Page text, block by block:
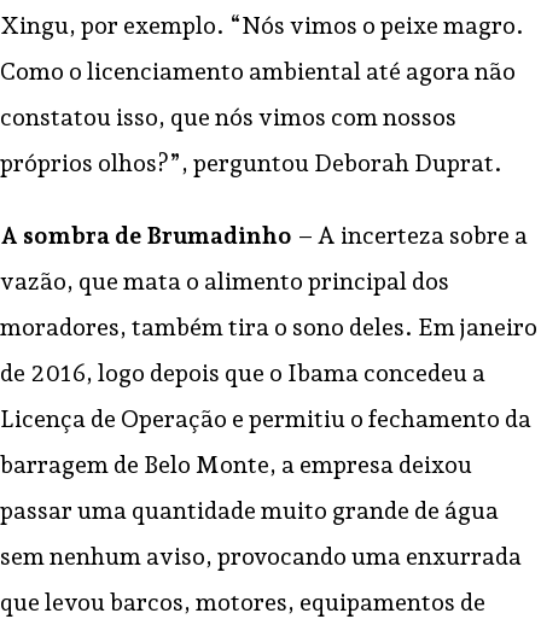
Xingu, por exemplo. “Nós vimos o peixe magro.
Como o licenciamento ambiental até agora não
constatou isso, que nós vimos com nossos
próprios olhos?”, perguntou Deborah Duprat.
A sombra de Brumadinho – A incerteza sobre a
vazão, que mata o alimento principal dos
moradores, também tira o sono deles. Em janeiro
de 2016, logo depois que o Ibama concedeu a
Licença de Operação e permitiu o fechamento da
barragem de Belo Monte, a empresa deixou
passar uma quantidade muito grande de água
sem nenhum aviso, provocando uma enxurrada
que levou barcos, motores, equipamentos de